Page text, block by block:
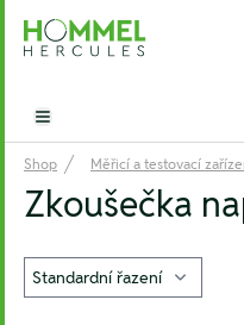
Hommel Hercules
Open main menu
Shop Měřicí a testovací
Zkoušečka